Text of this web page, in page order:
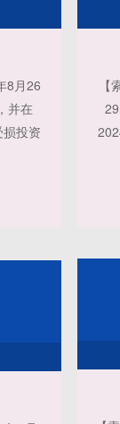
8月26
并在
投资